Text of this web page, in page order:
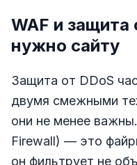
WAF и защита
нужно сайту
Защита от DDoS
двумя смежными
они не менее
Firewall) — это
он фильтрует не